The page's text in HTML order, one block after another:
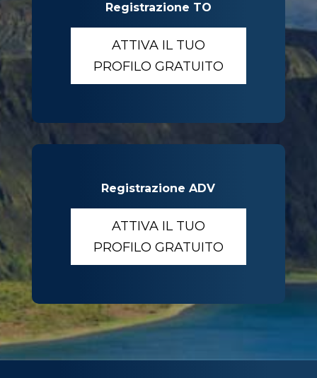
Registrazione TO
ATTIVA IL TUO
PROFILO GRATUITO
Registrazione ADV
ATTIVA IL TUO
PROFILO GRATUITO